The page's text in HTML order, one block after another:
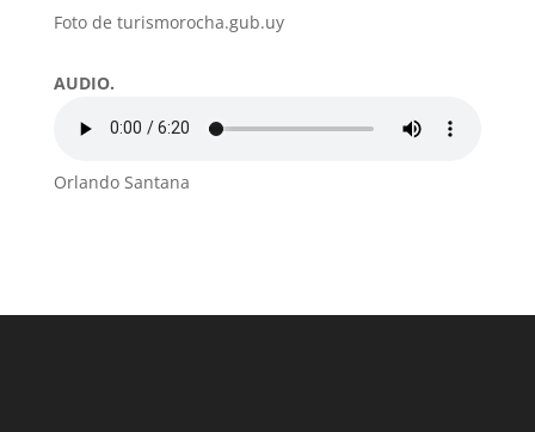
Foto de turismorocha.gub.uy
AUDIO.
Orlando Santana